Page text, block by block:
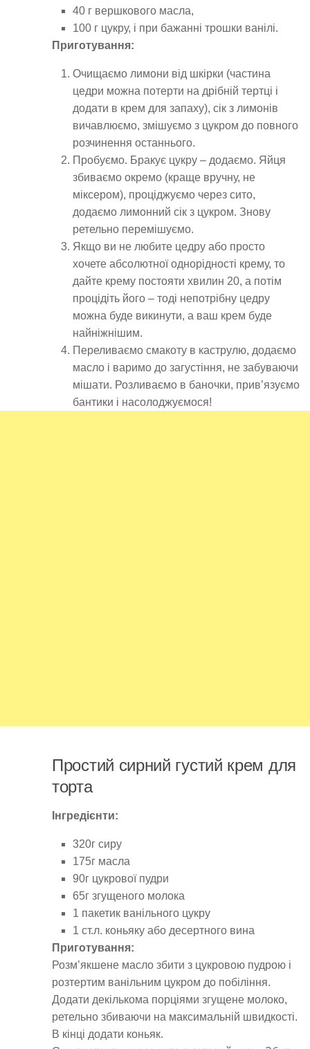
40 г вершкового масла,
100 г цукру, і при бажанні трошки ванілі.
Приготування:
Очищаємо лимони від шкірки (частина
цедри можна потерти на дрібній тертці і
додати в крем для запаху), сік з лимонів
вичавлюємо, змішуємо з цукром до повного
розчинення останнього.
Пробуємо. Бракує цукру – додаємо. Яйця
збиваємо окремо (краще вручну, не
міксером), проціджуємо через сито,
додаємо лимонний сік з цукром. Знову
ретельно перемішуємо.
Якщо ви не любите цедру або просто
хочете абсолютної однорідності крему, то
дайте крему постояти хвилин 20, а потім
процідіть його – тоді непотрібну цедру
можна буде викинути, а ваш крем буде
найніжнішим.
Переливаємо смакоту в каструлю, додаємо
масло і варимо до загустіння, не забуваючи
мішати. Розливаємо в баночки, прив’язуємо
бантики і насолоджуємося!
Простий сирний густий крем для
торта
Інгредієнти:
320г сиру
175г масла
90г цукрової пудри
65г згущеного молока
1 пакетик ванільного цукру
1 ст.л. коньяку або десертного вина
Приготування:
Розм’якшене масло збити з цукровою пудрою і
розтертим ванільним цукром до побіління.
Додати декількома порціями згущене молоко,
ретельно збиваючи на максимальній швидкості.
В кінці додати коньяк.